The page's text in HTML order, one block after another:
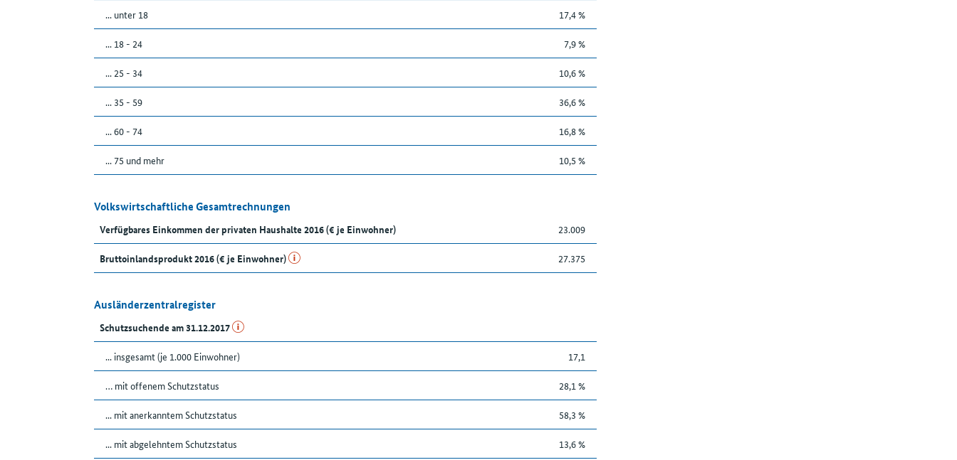
... unter 18 17,4 %
... 18 - 24 7,9 %
... 25 - 34 10,6 %
... 35 - 59 36,6 %
... 60 - 74 16,8 %
... 75 und mehr 10,5 %
Volkswirtschaftliche Gesamtrechnungen
Verfügbares Einkommen der privaten Haushalte 2016 (€ je Einwohner) 23.009
Bruttoinlandsprodukt 2016 (€ je Einwohner) 27.375
Ausländerzentralregister
Schutzsuchende am 31.12.2017
... insgesamt (je 1.000 Einwohner) 17,1
… mit offenem Schutzstatus 28,1 %
... mit anerkanntem Schutzstatus 58,3 %
... mit abgelehntem Schutzstatus 13,6 %